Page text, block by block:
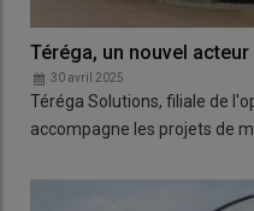
Téréga, un nouvel
30 avril 2025
Téréga Solutions, filiale de
accompagne les projets de